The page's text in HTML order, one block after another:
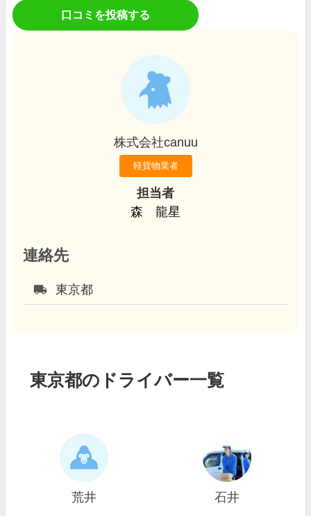
口コミを投稿する
株式会社canuu
軽貨物業者
担当者
森 龍星
連絡先
local_shipping 東京都
東京都のドライバー一覧
荒井 石井